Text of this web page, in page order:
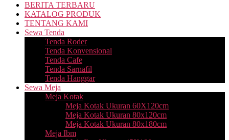
BERITA TERBARU
KATALOG PRODUK
TENTANG KAMI
Sewa Tenda
Tenda Roder
Tenda Konvensional
Tenda Cafe
Tenda Sarnafil
Tenda Hanggar
Sewa Meja
Meja Kotak
Meja Kotak Ukuran 60X120cm
Meja Kotak Ukuran 80x120cm
Meja Kotak Ukuran 80x180cm
Meja Ibm